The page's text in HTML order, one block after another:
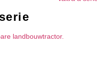
landbouwtractor.